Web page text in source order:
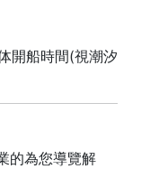
開船時間(視潮汐
的為您導覽解